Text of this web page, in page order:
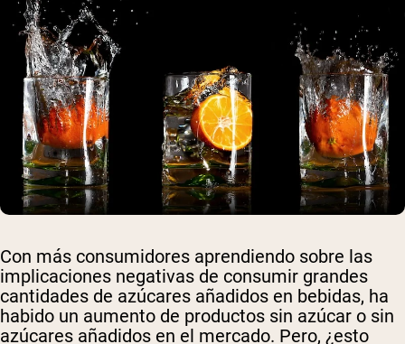
Con más consumidores aprendiendo sobre las
implicaciones negativas de consumir grandes
cantidades de azúcares añadidos en bebidas, ha
habido un aumento de productos sin azúcar o sin
azúcares añadidos en el mercado. Pero, ¿esto